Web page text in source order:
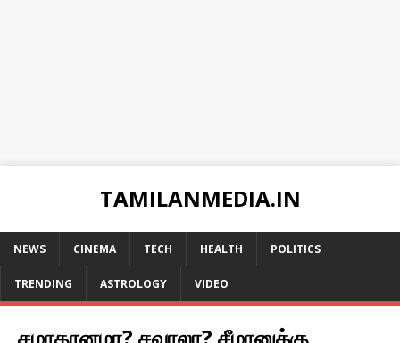
TAMILANMEDIA.IN
NEWS CINEMA TECH HEALTH POLITICS
TRENDING ASTROLOGY VIDEO